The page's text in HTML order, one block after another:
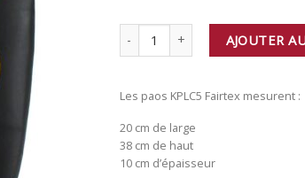
quantité de Paos Boxe Thai
AJOUTER
Les paos KPLC5 Fairtex mesurent :
20 cm de large
38 cm de haut
10 cm d’épaisseur